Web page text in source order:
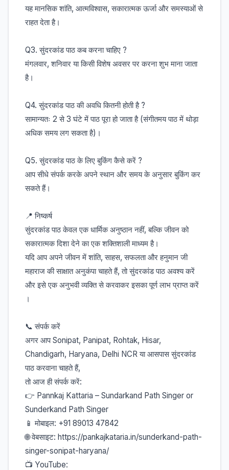
यह मानसिक शांति, आत्मविश्वास, सकारात्मक ऊर्जा और समस्याओं से
राहत देता है।
Q3. सुंदरकांड पाठ कब करना चाहिए ?
मंगलवार, शनिवार या किसी विशेष अवसर पर करना शुभ माना जाता
है।
Q4. सुंदरकांड पाठ की अवधि कितनी होती है ?
सामान्यतः 2 से 3 घंटे में पाठ पूरा हो जाता है (संगीतमय पाठ में थोड़ा
अधिक समय लग सकता है)।
Q5. सुंदरकांड पाठ के लिए बुकिंग कैसे करें ?
आप सीधे संपर्क करके अपने स्थान और समय के अनुसार बुकिंग कर
सकते हैं।
📍 निष्कर्ष
सुंदरकांड पाठ केवल एक धार्मिक अनुष्ठान नहीं, बल्कि जीवन को
सकारात्मक दिशा देने का एक शक्तिशाली माध्यम है।
यदि आप अपने जीवन में शांति, साहस, सफलता और हनुमान जी
महाराज की साक्षात अनुकंपा चाहते हैं, तो सुंदरकांड पाठ अवश्य करें
और इसे एक अनुभवी व्यक्ति से करवाकर इसका पूर्ण लाभ प्राप्त करें
।
📞 संपर्क करें
अगर आप Sonipat, Panipat, Rohtak, Hisar,
Chandigarh, Haryana, Delhi NCR या आसपास सुंदरकांड
पाठ करवाना चाहते हैं,
तो आज ही संपर्क करें:
👉 Pannkaj Kattaria – Sundarkand Path Singer or
Sunderkand Path Singer
📱 मोबाइल: +91 89013 47842
🌐 वेबसाइट: https://pankajkataria.in/sunderkand-path-
singer-sonipat-haryana/
📺 YouTube: